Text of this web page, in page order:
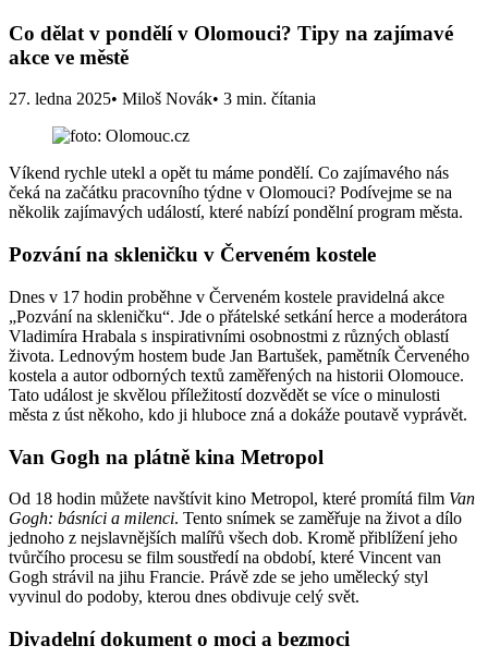
Co dělat v pondělí v Olomouci? Tipy na zajímavé
akce ve městě
27. ledna 2025• Miloš Novák• 3 min. čítania
Víkend rychle utekl a opět tu máme pondělí. Co zajímavého nás
čeká na začátku pracovního týdne v Olomouci? Podívejme se na
několik zajímavých událostí, které nabízí pondělní program města.
Pozvání na skleničku v Červeném kostele
Dnes v 17 hodin proběhne v Červeném kostele pravidelná akce
„Pozvání na skleničku“. Jde o přátelské setkání herce a moderátora
Vladimíra Hrabala s inspirativními osobnostmi z různých oblastí
života. Lednovým hostem bude Jan Bartušek, pamětník Červeného
kostela a autor odborných textů zaměřených na historii Olomouce.
Tato událost je skvělou příležitostí dozvědět se více o minulosti
města z úst někoho, kdo ji hluboce zná a dokáže poutavě vyprávět.
Van Gogh na plátně kina Metropol
Od 18 hodin můžete navštívit kino Metropol, které promítá film Van
Gogh: básníci a milenci. Tento snímek se zaměřuje na život a dílo
jednoho z nejslavnějších malířů všech dob. Kromě přiblížení jeho
tvůrčího procesu se film soustředí na období, které Vincent van
Gogh strávil na jihu Francie. Právě zde se jeho umělecký styl
vyvinul do podoby, kterou dnes obdivuje celý svět.
Divadelní dokument o moci a bezmoci